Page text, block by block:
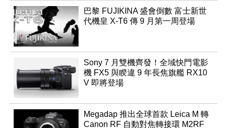
巴黎 FUJIKINA 盛會倒數 富士新世
代機皇 X-T6 傳 9 月第一周登場
Sony 7 月雙機齊發！全域快門電影
機 FX5 與睽違 9 年長焦旗艦 RX10
V 即將登場
Megadap 推出全球首款 Leica M 轉
Canon RF 自動對焦轉接環 M2RF